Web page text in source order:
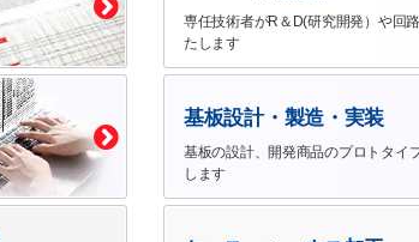
専任技術者がR＆D(研究開発）や回
たします
基板設計・製造・実装
基板の設計、開発商品のプロトタイ
します